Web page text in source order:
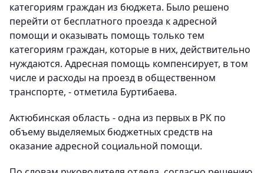
категориям граждан из бюджета. Было решено
перейти от бесплатного проезда к адресной
помощи и оказывать помощь только тем
категориям граждан, которые в них, действительно
нуждаются. Адресная помощь компенсирует, в том
числе и расходы на проезд в общественном
транспорте, - отметила Буртибаева.
Актюбинская область - одна из первых в РК по
объему выделяемых бюджетных средств на
оказание адресной социальной помощи.